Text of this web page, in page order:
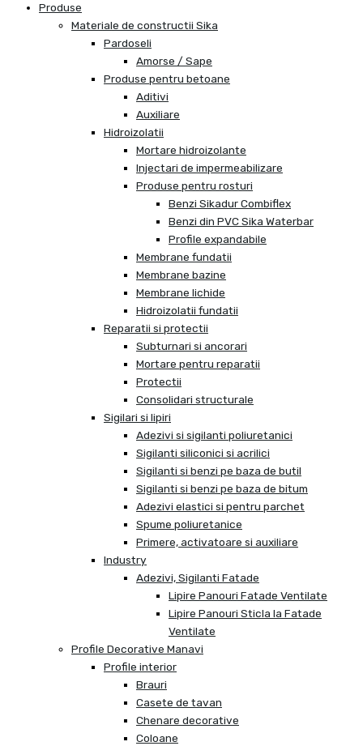
Produse
Materiale de constructii Sika
Pardoseli
Amorse / Sape
Produse pentru betoane
Aditivi
Auxiliare
Hidroizolatii
Mortare hidroizolante
Injectari de impermeabilizare
Produse pentru rosturi
Benzi Sikadur Combiflex
Benzi din PVC Sika Waterbar
Profile expandabile
Membrane fundatii
Membrane bazine
Membrane lichide
Hidroizolatii fundatii
Reparatii si protectii
Subturnari si ancorari
Mortare pentru reparatii
Protectii
Consolidari structurale
Sigilari si lipiri
Adezivi si sigilanti poliuretanici
Sigilanti siliconici si acrilici
Sigilanti si benzi pe baza de butil
Sigilanti si benzi pe baza de bitum
Adezivi elastici si pentru parchet
Spume poliuretanice
Primere, activatoare si auxiliare
Industry
Adezivi, Sigilanti Fatade
Lipire Panouri Fatade Ventilate
Lipire Panouri Sticla la Fatade
Ventilate
Profile Decorative Manavi
Profile interior
Brauri
Casete de tavan
Chenare decorative
Coloane